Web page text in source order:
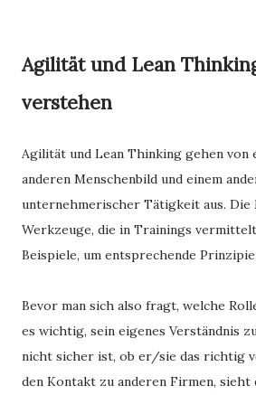
Agilität und Lean
verstehen
Agilität und Lean Thinking gehen von
anderen Menschenbild und einem
unternehmerischer Tätigkeit aus. Die
Werkzeuge, die in Trainings
Beispiele, um entsprechende
Bevor man sich also fragt, welche
es wichtig, sein eigenes Verständnis
nicht sicher ist, ob er/sie das richtig
den Kontakt zu anderen Firmen,